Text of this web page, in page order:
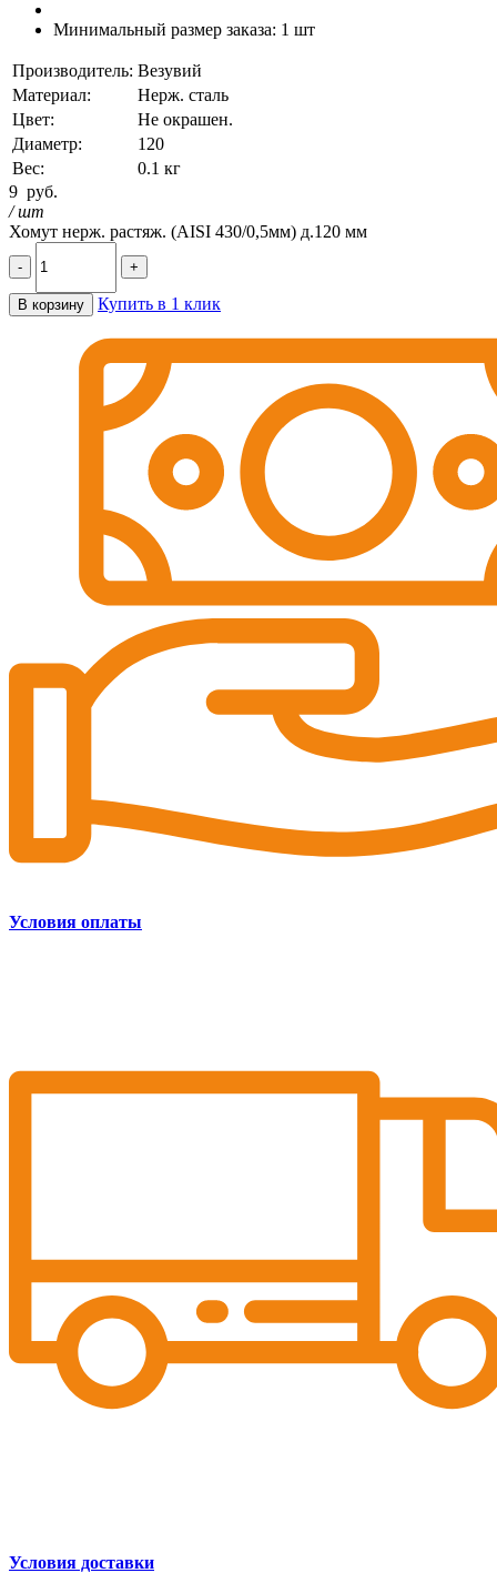
Минимальный размер заказа: 1 шт
Производитель: Везувий
Материал:
Нерж. сталь
Цвет:
Не окрашен.
Диаметр:
120
Вес:
0.1 кг
9 руб.
/ шт
Хомут нерж. растяж. (AISI 430/0,5мм) д.120 мм
- +
В корзину Купить в 1 клик
Условия оплаты
Условия доставки